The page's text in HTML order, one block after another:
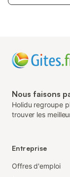
Nous faisons
Holidu regroupe
trouver les
Entreprise
Offres d'emploi